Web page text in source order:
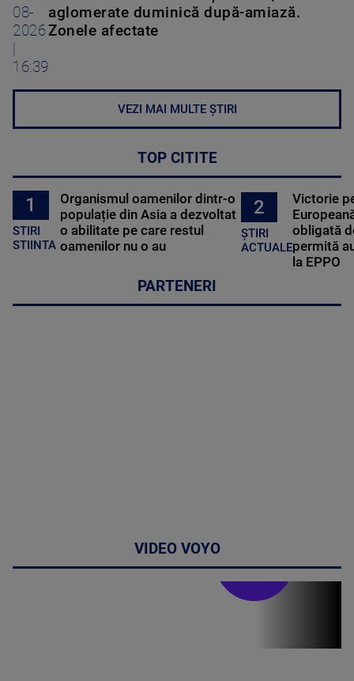
08-
2026
|
16:39
aglomerate duminică după-amiază.
Zonele afectate
VEZI MAI MULTE ȘTIRI
TOP CITITE
1
STIRI
STIINTA
Organismul oamenilor dintr-o
populație din Asia a dezvoltat
o abilitate pe care restul
oamenilor nu o au
2
ȘTIRI
ACTUALE
Victorie
obligată
permită
la EPPO
PARTENERI
VIDEO VOYO
Stirile PRO TV